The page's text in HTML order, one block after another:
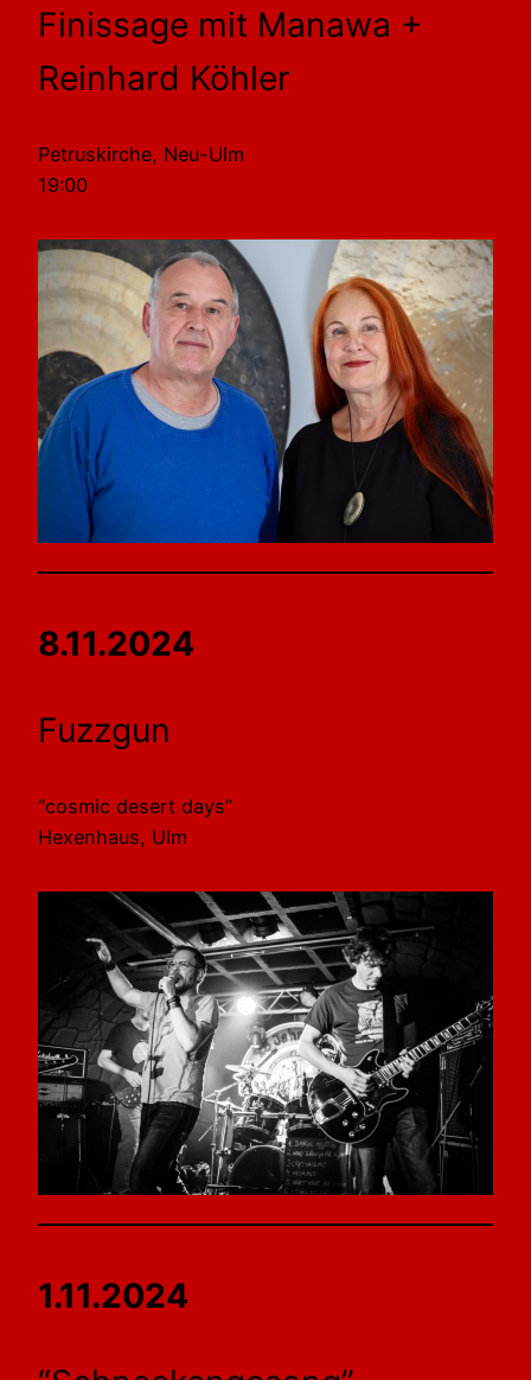
Finissage mit Manawa +
Reinhard Köhler
Petruskirche, Neu-Ulm
19:00
8.11.2024
Fuzzgun
“cosmic desert days”
Hexenhaus, Ulm
1.11.2024